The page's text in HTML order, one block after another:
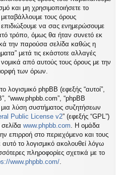
και μη χρησιμοποιήσετε το
τους όρους
να σας ενημερώσουμε
τρόπο, όμως θα ήταν συνετό εκ
την παρούσα σελίδα καθώς η
μετά τις εκάστοτε αλλαγές
από αυτούς τους όρους με την
των όρων.
λογισμικό phpBB (εφεξής “αυτοί”,
“www.phpbb.com”, “phpBB
λύση συστήματος συζητήσεων
Public License v2” (εφεξής “GPL”)
www.phpbb.com . Η ομάδα
επιρροή στο περιεχόμενο και τους
το λογισμικό ακολουθεί λόγω
πληροφορίες σχετικά με το
www.phpbb.com/